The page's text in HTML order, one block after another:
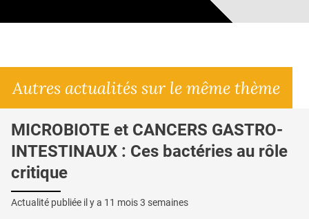
Autres actualités sur le même thème
MICROBIOTE et CANCERS GASTRO-
INTESTINAUX : Ces bactéries au rôle
critique
Actualité publiée il y a 11 mois 3 semaines